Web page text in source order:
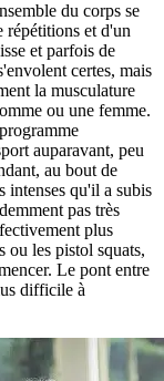
du corps se
répétitions et d'un
et parfois de
certes, mais
la musculature
ou une femme.
auparavant, peu
au bout de
intenses qu'il a subis
pas très
plus
ou les pistol squats,
Le pont entre
difficile à